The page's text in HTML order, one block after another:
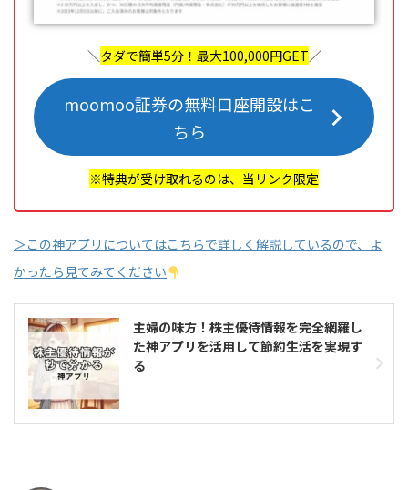
＼タダで簡単5分！最大100,000円GET／
moomoo証券の無料口座開設はこ
ちら
※特典が受け取れるのは、当リンク限定
＞この神アプリについてはこちらで詳しく解説しているので、よ
かったら見てみてください
主婦の味方！株主優待情報を完全網羅し
た神アプリを活用して節約生活を実現す
る